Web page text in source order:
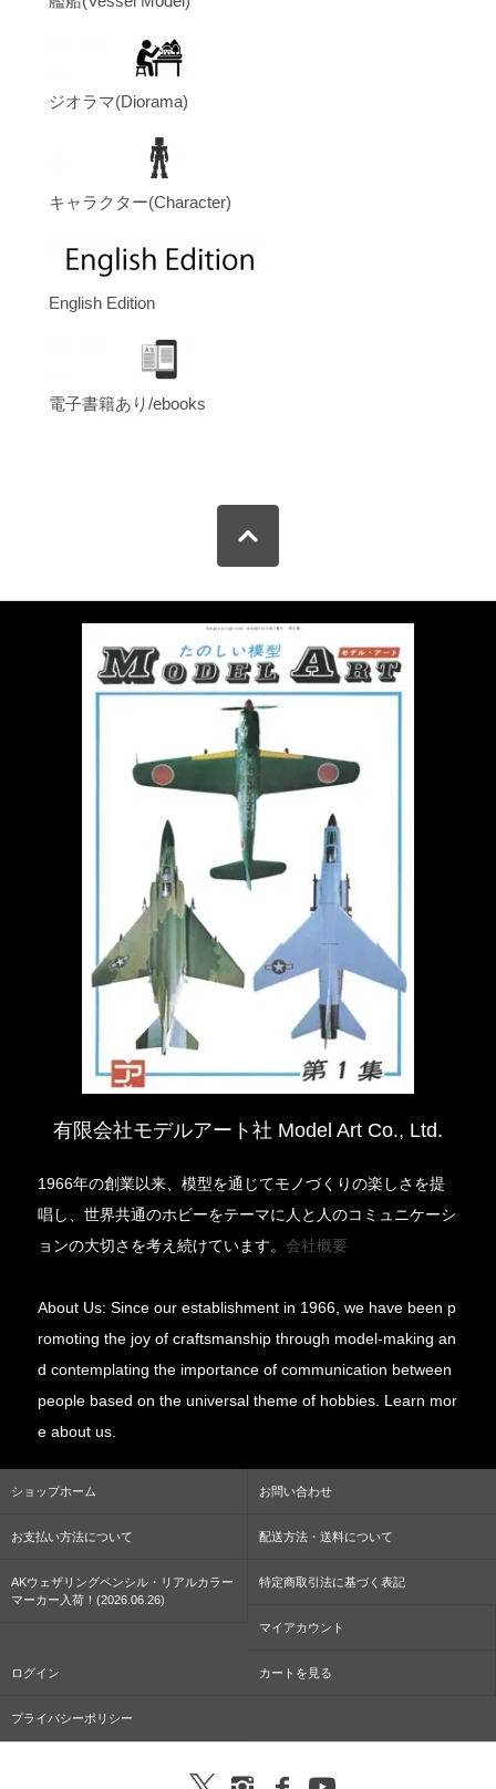
ジオラマ(Diorama)
キャラクター(Character)
English Edition
電子書籍あり/ebooks
有限会社モデルアート社 Model Art Co., Ltd.
1966年の創業以来、模型を通じてモノづくりの楽しさを提
唱し、世界共通のホビーをテーマに人と人のコミュニケーシ
ョンの大切さを考え続けています。会社概要
About Us: Since our establishment in 1966, we have been p
romoting the joy of craftsmanship through model-making an
d contemplating the importance of communication between
people based on the universal theme of hobbies. Learn mor
e about us.
ショップホーム お問い合わせ
お支払い方法について 配送方法・送料について
AKウェザリングペンシル・リアルカラー
マーカー入荷！(2026.06.26)
特定商取引法に基づく表記
マイアカウント
ログイン カートを見る
プライバシーポリシー